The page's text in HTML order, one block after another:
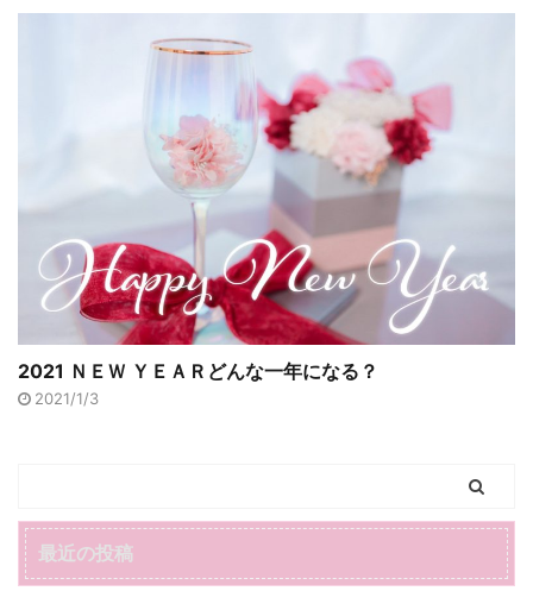
2021 ＮＥＷ ＹＥＡＲどんな一年になる？
2021/1/3
最近の投稿